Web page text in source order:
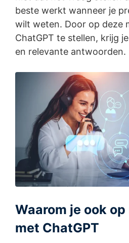
beste werkt wanneer je
wilt weten. Door op deze
ChatGPT te stellen, krijg
en relevante antwoorden.
Waarom je ook
met ChatGPT